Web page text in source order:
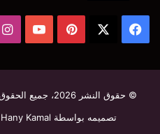
فيسبوك بينتيريست
© حقوق النشر 2026، جميع الحقوق محفوظة |
تصميمه بواسطة Hany Kamal